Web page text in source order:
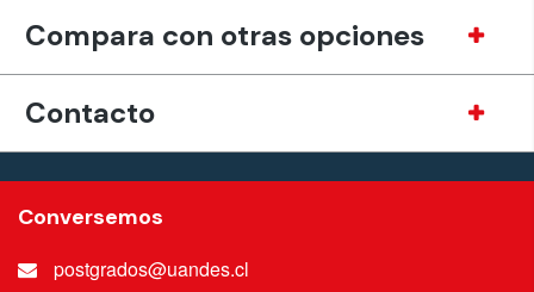
Compara con otras opciones
Contacto
Conversemos
postgrados@uandes.cl